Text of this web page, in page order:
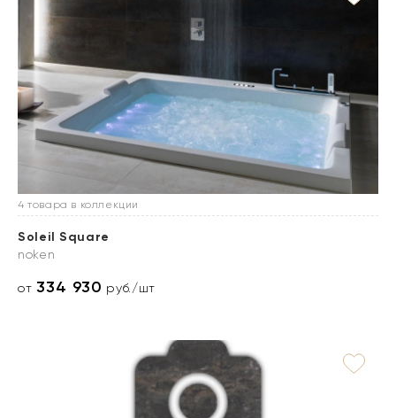
4 товара в коллекции
Soleil Square
noken
от334 930 руб./шт